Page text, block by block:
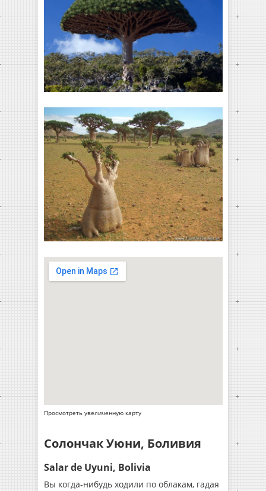
Просмотреть увеличенную карту
Солончак Уюни, Боливия
Salar de Uyuni, Bolivia
Вы когда-нибудь ходили по облакам, гадая